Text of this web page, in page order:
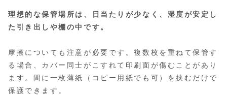
理想的な保管場所は、日当たりが少なく、湿度が安定し
た引き出しや棚の中です。
摩擦についても注意が必要です。複数枚を重ねて保管す
る場合、カバー同士がこすれて印刷面が傷むことがあり
ます。間に一枚薄紙（コピー用紙でも可）を挟むだけで
保護できます。